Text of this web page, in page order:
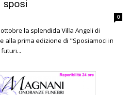
sposi
0
ottobre la splendida Villa Angeli di
alla prima edizione di "Sposiamoci in